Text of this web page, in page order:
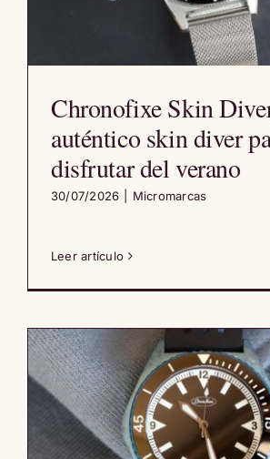
Chronofixe Skin
auténtico skin diver
disfrutar del verano
30/07/2026 Micromarcas
Leer artículo